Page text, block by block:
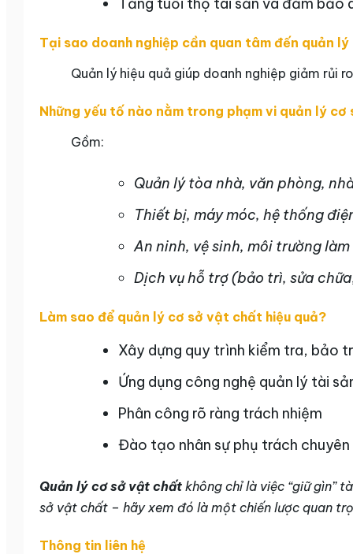
Tại sao doanh nghiệp cần quan tâm đến quản
Quản lý hiệu quả giúp doanh nghiệp giảm rủi
Những yếu tố nào nằm trong phạm vi quản lý
Gồm:
Quản lý tòa nhà, văn phòng,
Thiết bị, máy móc, hệ thống
An ninh, vệ sinh, môi trường
Dịch vụ hỗ trợ (bảo trì, sửa
Làm sao để quản lý cơ sở vật chất hiệu quả?
Xây dựng quy trình kiểm tra, bảo
Ứng dụng công nghệ quản lý tài
Phân công rõ ràng trách nhiệm
Đào tạo nhân sự phụ trách chuyên
Quản lý cơ sở vật chất không chỉ là việc “giữ gìn”
sở vật chất – hãy xem đó là một chiến lược quan
Thông tin liên hệ